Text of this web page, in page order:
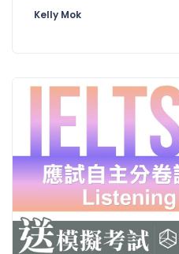
(19)
收費
(81)
選
項
「同
登出
Kelly Mok